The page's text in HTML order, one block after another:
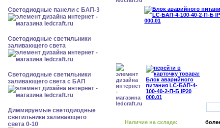
Cветодиодные панели с БАП-3
Светодиодные светильники
заливающего света
Светодиодные светильники
заливающего света с БАП
Диммируемые светодиодные
светильники заливающего
света 0-10
Наличие на складе: